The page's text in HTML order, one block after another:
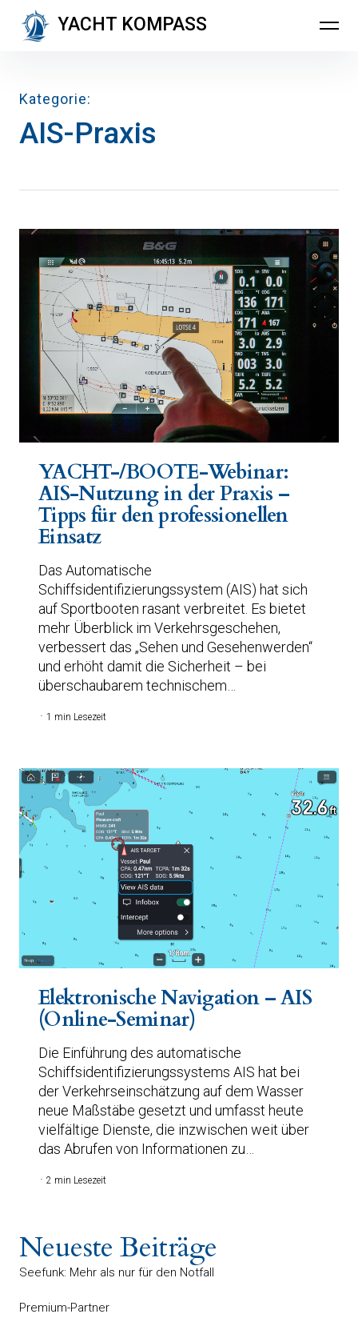
überspringenYACHT KOMPASS
Kategorie
AIS-Praxis
YACHT-/BOOTE-Webinar:
AIS-Nutzung in der Praxis –
Tipps für den professionellen
Einsatz
Das Automatische
Schiffsidentifizierungssystem (AIS) hat sich
auf Sportbooten rasant verbreitet. Es bietet
mehr Überblick im Verkehrsgeschehen,
verbessert das „Sehen und Gesehenwerden“
und erhöht damit die Sicherheit – bei
überschaubarem technischem…
1 min Lesezeit
Elektronische Navigation – AIS
(Online-Seminar)
Die Einführung des automatische
Schiffsidentifizierungssystems AIS hat bei
der Verkehrseinschätzung auf dem Wasser
neue Maßstäbe gesetzt und umfasst heute
vielfältige Dienste, die inzwischen weit über
das Abrufen von Informationen zu…
2 min Lesezeit
Neueste Beiträge
Seefunk: Mehr als nur für den Notfall
Premium-Partner